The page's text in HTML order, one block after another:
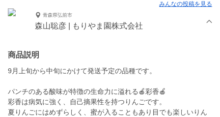
みんなの投稿を見る
青森県弘前市
森山聡彦 | もりやま園株式会社
商品説明
9月上旬から中旬にかけて発送予定の品種です。
パンチのある酸味が特徴の生命力に溢れる🍎彩香🍎
彩香は病気に強く、自己摘果性を持つりんごです。
夏りんごにはめずらしく、蜜が入ることもあり目でも楽しいりん